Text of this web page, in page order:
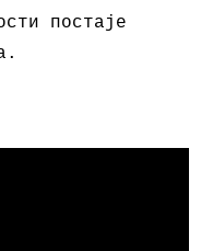
постаје